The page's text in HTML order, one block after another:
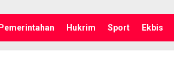
Pemerintahan Hukrim Sport Ekbis